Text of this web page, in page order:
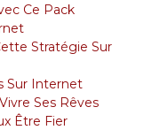
Ce Pack
Stratégie Sur
Sur Internet
Ses Rêves
Être Fier